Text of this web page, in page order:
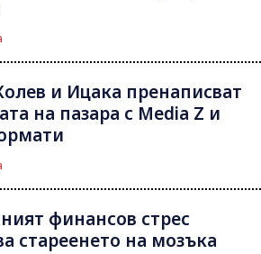
и Ицака пренаписват
на пазара с Media Z и
финансов стрес
стареенето на мозъка